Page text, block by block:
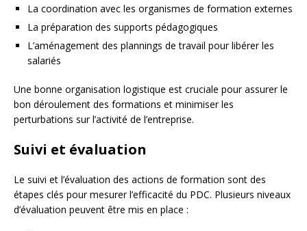
La coordination avec les organismes de formation externes
La préparation des supports pédagogiques
L’aménagement des plannings de travail pour libérer les
salariés
Une bonne organisation logistique est cruciale pour assurer le
bon déroulement des formations et minimiser les
perturbations sur l’activité de l’entreprise.
Suivi et évaluation
Le suivi et l’évaluation des actions de formation sont des
étapes clés pour mesurer l’efficacité du PDC. Plusieurs niveaux
d’évaluation peuvent être mis en place :